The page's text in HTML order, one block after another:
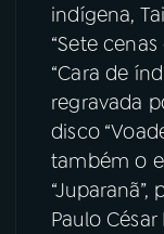
indígena,
“Sete
“Cara de
regravada
disco
também o
Paulo